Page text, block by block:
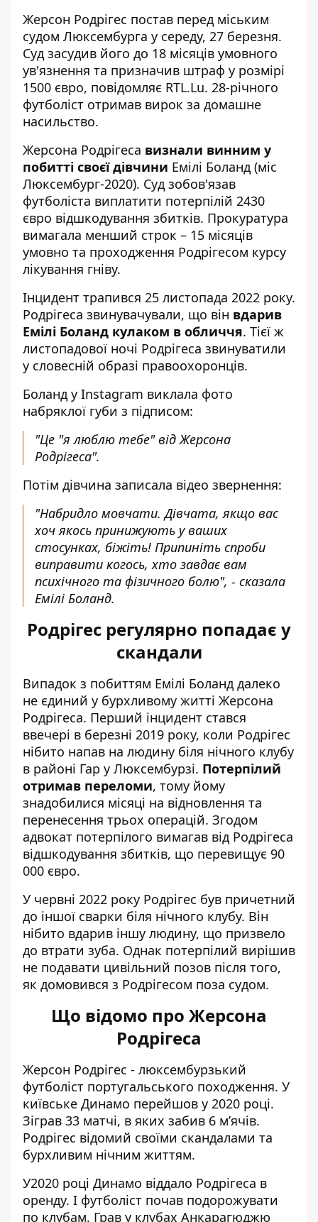
Жерсон Родрігес постав перед міським
судом Люксембурга у середу, 27 березня.
Суд засудив його до 18 місяців умовного
ув'язнення та призначив штраф у розмірі
1500 євро, повідомляє RTL.Lu. 28-річного
футболіст отримав вирок за домашне
насильство.
Жерсона Родрігеса визнали винним у
побитті своєї дівчини Емілі Боланд (міс
Люксембург-2020). Суд зобов'язав
футболіста виплатити потерпілій 2430
євро відшкодування збитків. Прокуратура
вимагала менший строк – 15 місяців
умовно та проходження Родрігесом курсу
лікування гніву.
Інцидент трапився 25 листопада 2022 року.
Родрігеса звинувачували, що він вдарив
Емілі Боланд кулаком в обличчя. Тієї ж
листопадової ночі Родрігеса звинуватили
у словесній образі правоохоронців.
Боланд у Instagram виклала фото
набряклої губи з підписом:
"Це "я люблю тебе" від Жерсона
Родрігеса".
Потім дівчина записала відео звернення:
"Набридло мовчати. Дівчата, якщо вас
хоч якось принижують у ваших
стосунках, біжіть! Припиніть спроби
виправити когось, хто завдає вам
психічного та фізичного болю", - сказала
Емілі Боланд.
Родрігес регулярно попадає у
скандали
Випадок з побиттям Емілі Боланд далеко
не єдиний у бурхливому житті Жерсона
Родрігеса. Перший інцидент стався
ввечері в березні 2019 року, коли Родрігес
нібито напав на людину біля нічного клубу
в районі Гар у Люксембурзі. Потерпілий
отримав переломи, тому йому
знадобилися місяці на відновлення та
перенесення трьох операцій. Згодом
адвокат потерпілого вимагав від Родрігеса
відшкодування збитків, що перевищує 90
000 євро.
У червні 2022 року Родрігес був причетний
до іншої сварки біля нічного клубу. Він
нібито вдарив іншу людину, що призвело
до втрати зуба. Однак потерпілий вирішив
не подавати цивільний позов після того,
як домовився з Родрігесом поза судом.
Що відомо про Жерсона
Родрігеса
Жерсон Родрігес - люксембурзький
футболіст португальського походження. У
київське Динамо перейшов у 2020 році.
Зіграв 33 матчі, в яких забив 6 м’ячів.
Родрігес відомий своїми скандалами та
бурхливим нічним життям.
У2020 році Динамо віддало Родрігеса в
оренду. І футболіст почав подорожувати
по клубам. Грав у клубах Анкарагюджю